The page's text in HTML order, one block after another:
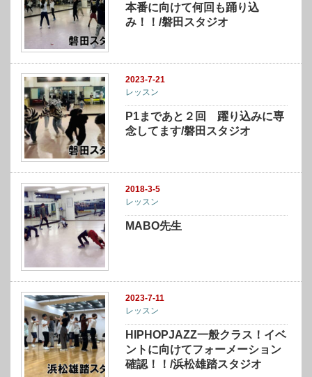
本番に向けて何回も踊り込
み！！/磐田スタジオ
2023-7-21
レッスン
P1まであと２回 躍り込みに専
念してます/磐田スタジオ
2018-3-5
レッスン
MABO先生
2023-7-11
レッスン
HIPHOPJAZZ一般クラス！イベ
ントに向けてフォーメーション
確認！！/浜松雄踏スタジオ